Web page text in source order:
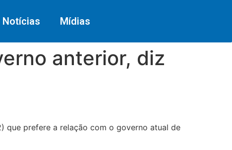
Notícias Mídias
anterior, diz
que prefere a relação com o governo atual de